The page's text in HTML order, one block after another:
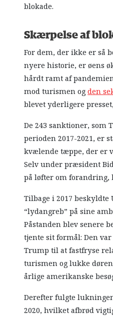
blokade.
Skærpelse af
For dem, der ikke er så
nyere historie, er øens
hårdt ramt af
mod turismen ogden
blevet yderligere
De 243 sanktioner, som
perioden 2017-2021, er
kvælende tæppe, der er
Selv under præsident
på løfter om forandring,
Tilbage i 2017 beskyldte
“lydangreb” på sine
Påstanden blev senere
tjente sit formål: Den
Trump til at fastfryse
turismen og lukke døren
årlige amerikanske
Derefter fulgte
2020, hvilket afbrød